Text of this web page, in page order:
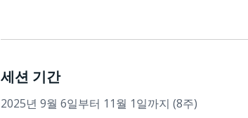
세션 기간
2025년 9월 6일부터 11월 1일까지 (8주)